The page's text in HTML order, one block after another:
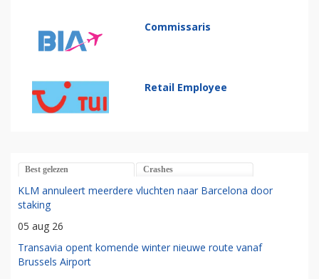
Commissaris
Retail Employee
Best gelezen Crashes
KLM annuleert meerdere vluchten naar Barcelona door
staking
05 aug 26
Transavia opent komende winter nieuwe route vanaf
Brussels Airport